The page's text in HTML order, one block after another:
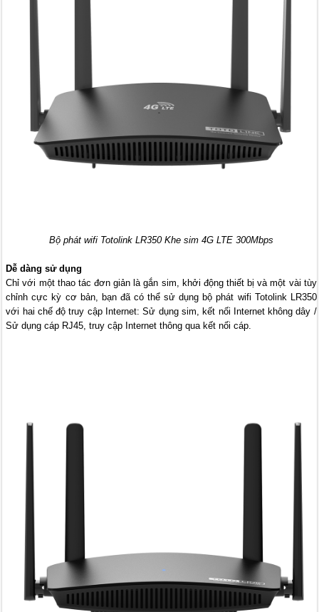
Bộ phát wifi Totolink LR350 Khe sim 4G LTE 300Mbps
Dễ dàng sử dụng
Chỉ với một thao tác đơn giản là gắn sim, khởi động thiết bị và một vài tùy
chỉnh cực kỳ cơ bản, bạn đã có thể sử dụng bộ phát wifi Totolink LR350
với hai chế độ truy cập Internet: Sử dụng sim, kết nối Internet không dây /
Sử dụng cáp RJ45, truy cập Internet thông qua kết nối cáp.